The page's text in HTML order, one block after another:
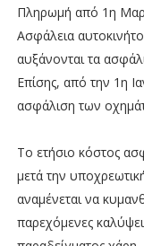
Πληρωμή από 1η
Ασφάλεια
αυξάνονται τα
Επίσης, από την 1η
ασφάλιση των
Το ετήσιο κόστος
μετά την
αναμένεται να
παρεχόμενες